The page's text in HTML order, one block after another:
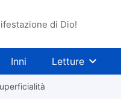
di Dio!
Inni Letture